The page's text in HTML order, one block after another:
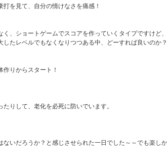
打を見て、自分の情けなさを痛感！
く、ショートゲームでスコアを作っていくタイプですけど
したレベルでもなくなりつつある中、どーすれば良いのか？
りからスタート！
りして、老化を必死に防いでいます。
ないだろうか？と感じさせられた一日でした～～でも楽しか